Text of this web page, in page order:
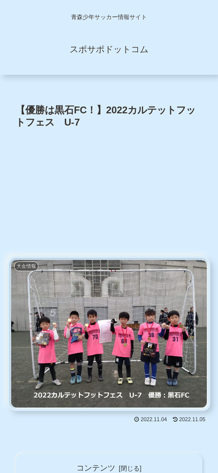
青森少年サッカー情報サイト
スポサポドットコム
【優勝は黒石FC！】2022カルテットフッ
トフェス U-7
大会情報
2022.11.04 2022.11.05
コンテンツ